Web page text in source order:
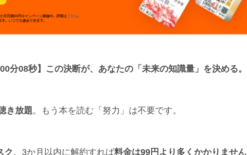
分06秒】 この決断が、あなたの「未来の知識量」を決める。
き放題。もう本を読む「努力」は不要です。
ク。3か月以内に解約すれば料金は99円より多くかかりません